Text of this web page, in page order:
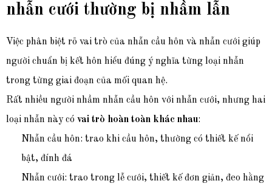
nhẫn cưới thường bị nhầm lẫn
Việc phân biệt rõ vai trò của nhẫn cầu hôn và nhẫn cưới giúp
người chuẩn bị kết hôn hiểu đúng ý nghĩa từng loại nhẫn
trong từng giai đoạn của mối quan hệ.
Rất nhiều người nhầm nhẫn cầu hôn với nhẫn cưới, nhưng hai
loại nhẫn này có vai trò hoàn toàn khác nhau:
Nhẫn cầu hôn: trao khi cầu hôn, thường có thiết kế nổi
bật, đính đá
Nhẫn cưới: trao trong lễ cưới, thiết kế đơn giản, đeo hằng